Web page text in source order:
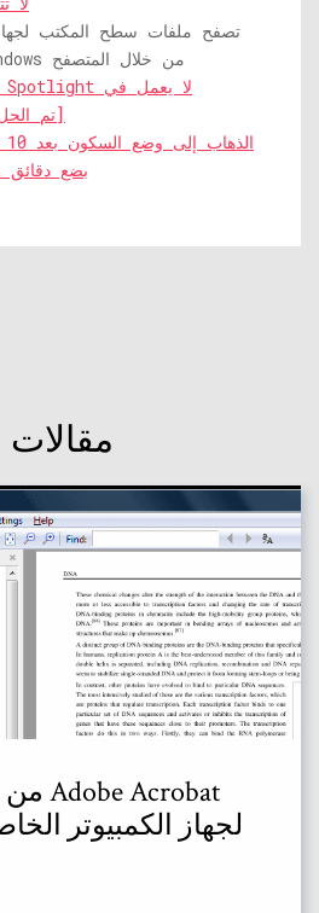
تصفح ملفات سطح المكتب لجهاز
يعمل بنظام Windows من خلال المتصفح
Windows 10 [تم الحل]
بضع
مقالات